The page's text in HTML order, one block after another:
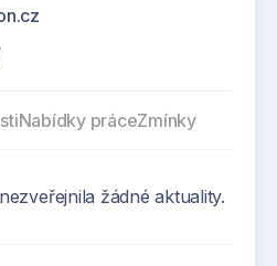
Nabídky práceZmínky
žádné aktuality.